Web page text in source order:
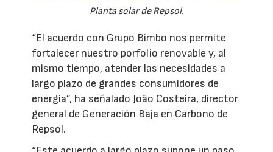
Planta solar de Repsol.
“El acuerdo con Grupo Bimbo nos permite
fortalecer nuestro porfolio renovable y, al
mismo tiempo, atender las necesidades a
largo plazo de grandes consumidores de
energía”, ha señalado João Costeira, director
general de Generación Baja en Carbono de
Repsol.